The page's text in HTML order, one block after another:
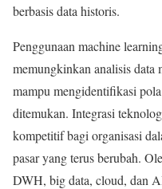
berbasis data historis.
Penggunaan machine
memungkinkan analisis data
mampu mengidentifikasi
ditemukan. Integrasi
kompetitif bagi organisasi
pasar yang terus berubah.
DWH, big data, cloud, dan